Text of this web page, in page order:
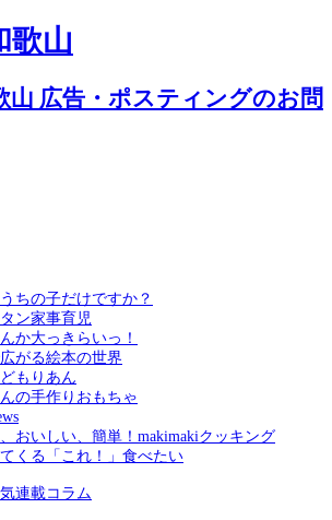
ちの子だけですか？
ン家事育児
か大っきらいっ！
がる絵本の世界
もりあん
の手作りおもちゃ
おいしい、簡単！makimakiクッキング
くる「これ！」食べたい
連載コラム